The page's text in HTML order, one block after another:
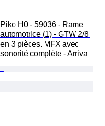
Piko H0 - 59036 - Rame
automotrice (1) - GTW 2/8
en 3 pièces, MFX avec
sonorité complète - Arriva